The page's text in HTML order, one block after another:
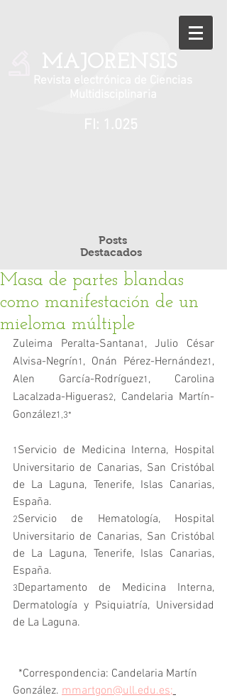
MAJORENSIS
Posts
Destacados
Masa de partes blandas
como manifestación de un
mieloma múltiple
Zuleima Peralta-Santana1 , Julio César
Alvisa-Negrín1 , Onán Pérez-Hernández1 ,
Alen García-Rodríguez1 , Carolina
Lacalzada-Higueras2, Candelaria Martín-
González1,3*
1 Servicio de Medicina Interna, Hospital
Universitario de Canarias, San Cristóbal
de La Laguna, Tenerife, Islas Canarias,
España.
2Servicio de Hematología, Hospital
Universitario de Canarias, San Cristóbal
de La Laguna, Tenerife, Islas Canarias,
España.
3Departamento de Medicina Interna,
Dermatología y Psiquiatría, Universidad
de La Laguna.
*Correspondencia: Candelaria Martín
González. mmartgon@ull.edu.es;